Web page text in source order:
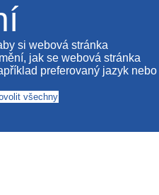
si webová stránka
jak se webová stránka
preferovaný jazyk nebo